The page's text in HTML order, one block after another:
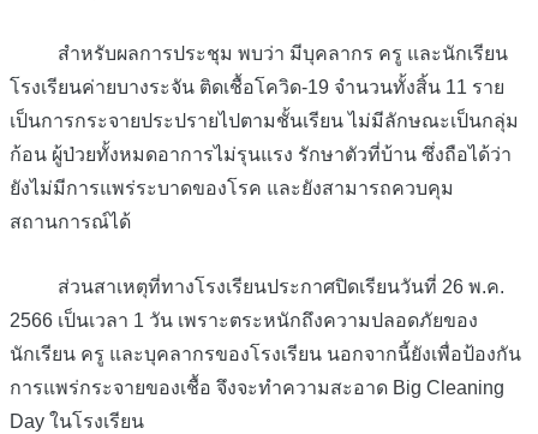
สำหรับผลการประชุม พบว่า มีบุคลากร ครู และนักเรียน
โรงเรียนค่ายบางระจัน ติดเชื้อโควิด-19 จำนวนทั้งสิ้น 11 ราย
เป็นการกระจายประปรายไปตามชั้นเรียน ไม่มีลักษณะเป็นกลุ่ม
ก้อน ผู้ป่วยทั้งหมดอาการไม่รุนแรง รักษาตัวที่บ้าน ซึ่งถือได้ว่า
ยังไม่มีการแพร่ระบาดของโรค และยังสามารถควบคุม
สถานการณ์ได้
ส่วนสาเหตุที่ทางโรงเรียนประกาศปิดเรียนวันที่ 26 พ.ค.
2566 เป็นเวลา 1 วัน เพราะตระหนักถึงความปลอดภัยของ
นักเรียน ครู และบุคลากรของโรงเรียน นอกจากนี้ยังเพื่อป้องกัน
การแพร่กระจายของเชื้อ จึงจะทำความสะอาด Big Cleaning
Day ในโรงเรียน